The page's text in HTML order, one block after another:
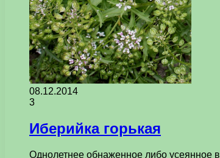
08.12.2014
3
Иберийка горькая
Однолетнее обнаженное либо усеянное